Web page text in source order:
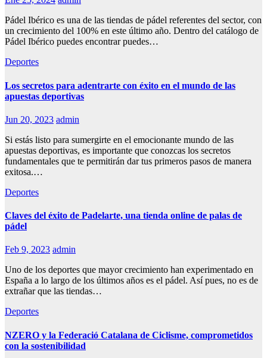
Pádel Ibérico es una de las tiendas de pádel referentes del sector, con
un crecimiento del 100% en este último año. Dentro del catálogo de
Pádel Ibérico puedes encontrar puedes…
Deportes
Los secretos para adentrarte con éxito en el mundo de las
apuestas deportivas
Jun 20, 2023 admin
Si estás listo para sumergirte en el emocionante mundo de las
apuestas deportivas, es importante que conozcas los secretos
fundamentales que te permitirán dar tus primeros pasos de manera
exitosa.…
Deportes
Claves del éxito de Padelarte, una tienda online de palas de
pádel
Feb 9, 2023 admin
Uno de los deportes que mayor crecimiento han experimentado en
España a lo largo de los últimos años es el pádel. Así pues, no es de
extrañar que las tiendas…
Deportes
NZERO y la Federació Catalana de Ciclisme, comprometidos
con la sostenibilidad